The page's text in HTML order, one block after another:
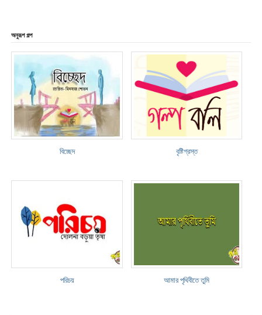
অনুরূপ গল্প
বিচ্ছেদ বৃষ্টিগ্রস্ত
পরিচয় আমার পৃথিবীতে তুমি